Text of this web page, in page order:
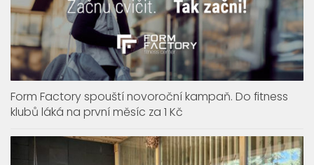
Form Factory spouští novoroční kampaň. Do fitness
klubů láká na první měsíc za 1 Kč